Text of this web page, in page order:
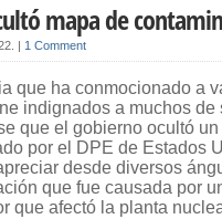
mapa de
1 Comment
que ha conmocionado a
indignados a muchos de
que el gobierno ocultó
por el DPE de Estados
desde diversos
que fue causada por
que afectó la planta